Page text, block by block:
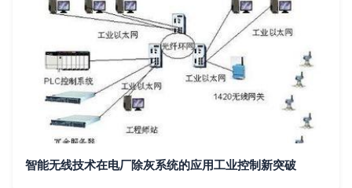
智能无线技术在电厂除灰系统的应用工业控制新突破